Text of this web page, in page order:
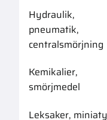
Hydraulik,
pneumatik,
centralsmörjning
Kemikalier,
smörjmedel
Leksaker,